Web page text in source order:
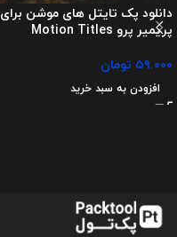
دانلود پک تایتل های موشن برای
پریمیر پرو Motion Titles
۵۹.۰۰۰ تومان
افزودن به سبد خرید